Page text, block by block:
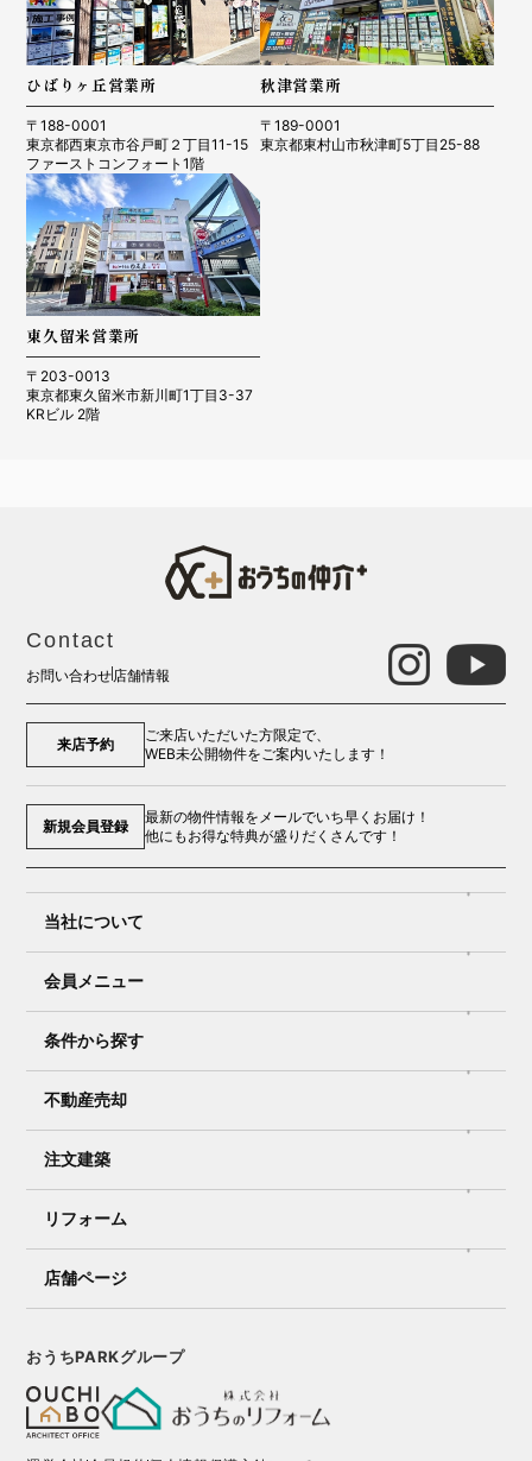
ひばりヶ丘営業所
〒188-0001
東京都西東京市谷戸町２丁目11-15
ファーストコンフォート1階
秋津営業所
〒189-0001
東京都東村山市秋津町5丁目25-88
東久留米営業所
〒203-0013
東京都東久留米市新川町1丁目3-37
KRビル 2階
Contact
お問い合わせ店舗情報
来店予約
ご来店いただいた方限定で、
WEB未公開物件をご案内いたします！
新規会員登録
最新の物件情報をメールでいち早くお届け！
他にもお得な特典が盛りだくさんです！
当社について
会員メニュー
条件から探す
不動産売却
注文建築
リフォーム
店舗ページ
おうちPARKグループ